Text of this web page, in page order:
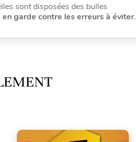
sont disposées des bulles
en garde contre les erreurs à éviter.